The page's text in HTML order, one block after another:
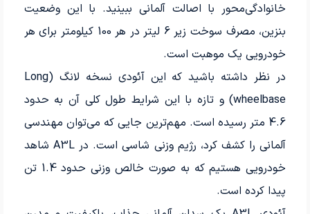
خانوادگی‌محور با اصالت آلمانی ببینید. با این وضعیت
بنزین، مصرف سوخت زیر 6 لیتر در هر 100 کیلومتر برای هر
خودرویی یک موهبت است.
در نظر داشته باشید که این آئودی نسخه لانگ (Long
wheelbase) و تازه با این شرایط طول کلی آن به حدود
4.6 متر رسیده است. مهم‌ترین جایی که می‌توان مهندسی
آلمانی را کشف کرد، رژیم وزنی شاسی است. در A3L شاهد
خودرویی هستیم که به صورت خالص وزنی حدود 1.4 تن
پیدا کرده است.